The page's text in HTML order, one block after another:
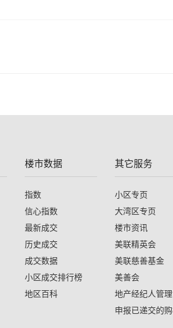
楼市数据
指数
信心指数
最新成交
历史成交
成交数据
小区成交排行榜
地区百科
其它服务
小区专页
大湾区专页
楼市资讯
美联精英会
美联慈善基金
美善会
地产经纪人管
申报已递交的